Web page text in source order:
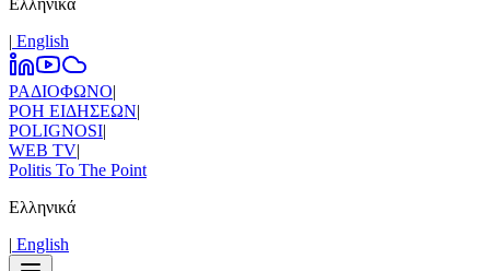
Ελληνικά
| Εnglish
ΡΑΔΙΟΦΩΝΟ|
ΡΟΗ ΕΙΔΗΣΕΩΝ|
POLIGNOSI|
WEB TV|
Politis To The Point
Ελληνικά
| Εnglish